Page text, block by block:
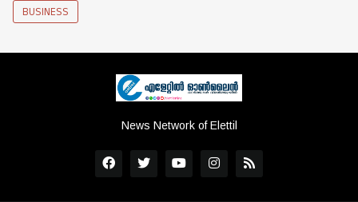
BUSINESS
News Network of Elettil